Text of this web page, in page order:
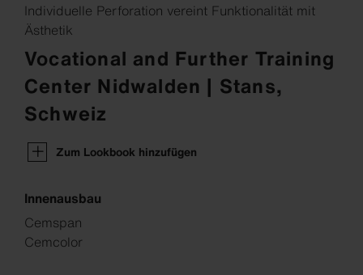
Individuelle Perforation vereint Funktionalität mit
Ästhetik
Vocational and Further Training
Center Nidwalden | Stans,
Schweiz
Zum Lookbook hinzufügen
Innenausbau
Cemspan
Cemcolor